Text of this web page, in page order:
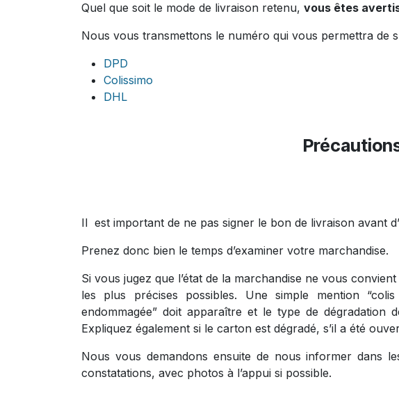
Quel que soit le mode de livraison retenu, vous êtes
Nous vous transmettons le numéro qui vous permettra de
DPD
Colissimo
DHL
Il est important de ne pas signer le bon de livraison avant
Prenez donc bien le temps d’examiner votre marchandise.
Si vous jugez que l’état de la marchandise ne vous
les plus précises possibles. Une simple mention
endommagée” doit apparaître et le type de
Expliquez également si le carton est dégradé, s’il a été
Nous vous demandons ensuite de nous informer dans
constatations, avec photos à l’appui si possible.